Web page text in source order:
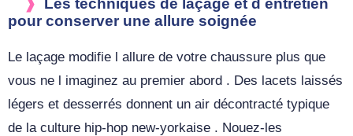
Les techniques de laçage et d entretien
pour conserver une allure soignée
Le laçage modifie l allure de votre chaussure plus que
vous ne l imaginez au premier abord . Des lacets laissés
légers et desserrés donnent un air décontracté typique
de la culture hip-hop new-yorkaise . Nouez-les